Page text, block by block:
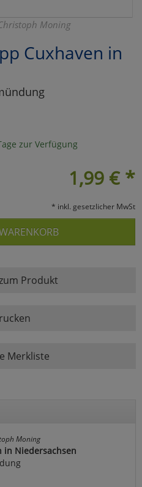
Moning
Cuxhaven in
zur Verfügung
1,99 € *
* inkl. gesetzlicher MwSt
Produkt
Merkliste
Moning
in Niedersachsen
speichern